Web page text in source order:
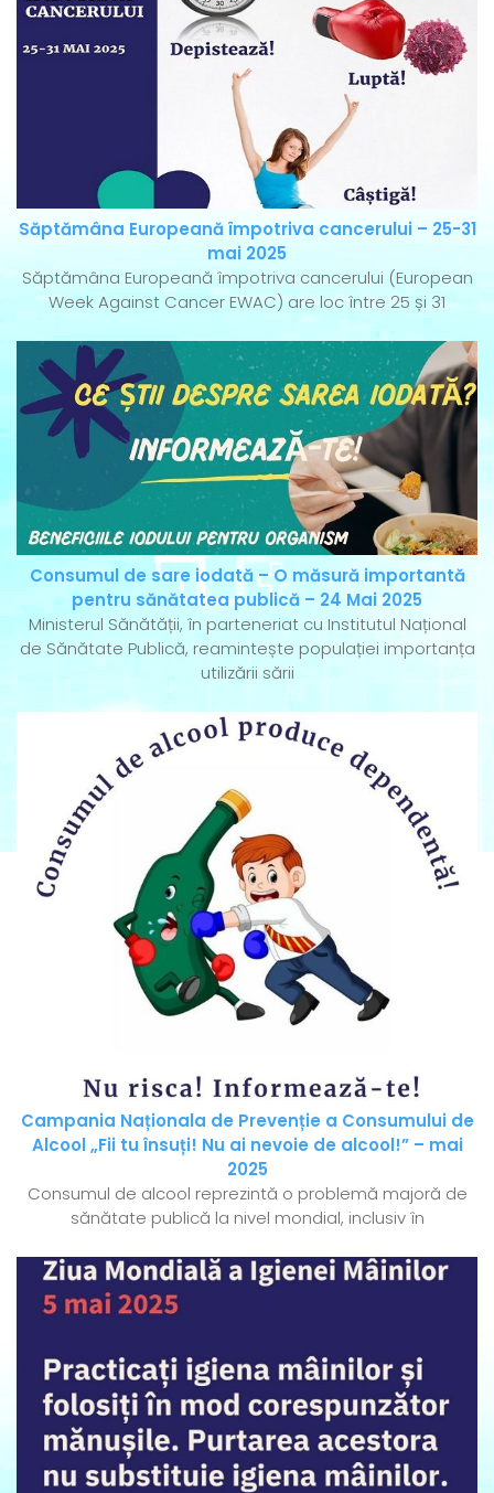
Săptămâna Europeană împotriva cancerului – 25-31
mai 2025
Săptămâna Europeană împotriva cancerului (European
Week Against Cancer EWAC) are loc între 25 și 31
Consumul de sare iodată – O măsură importantă
pentru sănătatea publică – 24 Mai 2025
Ministerul Sănătății, în parteneriat cu Institutul Național
de Sănătate Publică, reamintește populației importanța
utilizării sării
Campania Naționala de Prevenție a Consumului de
Alcool „Fii tu însuți! Nu ai nevoie de alcool!” – mai
2025
Consumul de alcool reprezintă o problemă majoră de
sănătate publică la nivel mondial, inclusiv în